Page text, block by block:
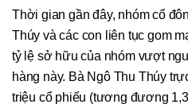
Thời gian gần đây, nhóm cổ
Thúy và các con liên tục gom
tỷ lệ sở hữu của nhóm vượt
hàng này. Bà Ngô Thu Thúy
triệu cổ phiếu (tương đương